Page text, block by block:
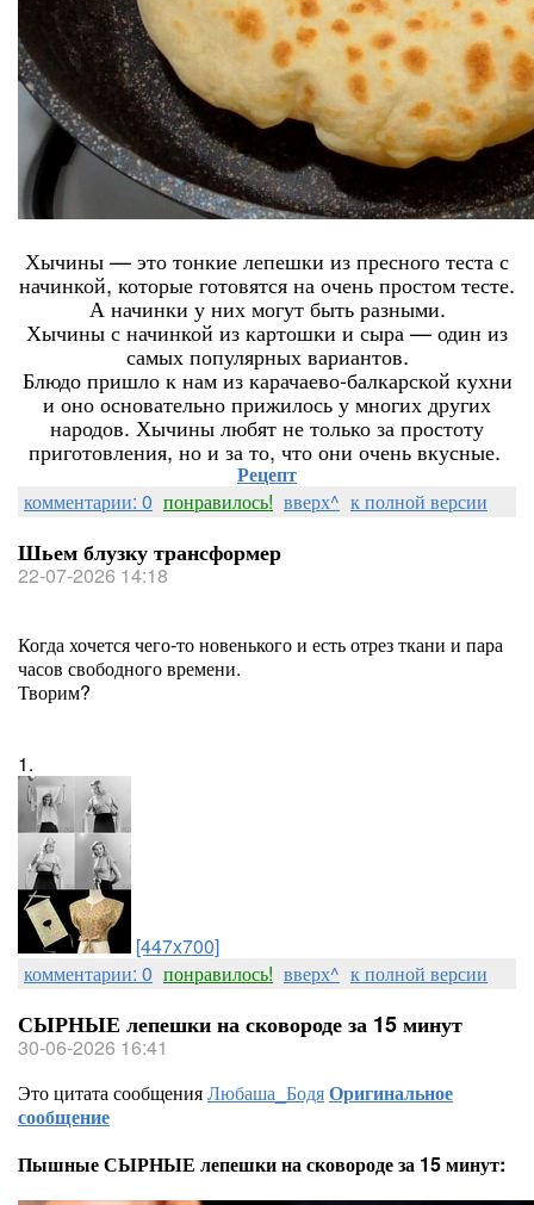
Хычины — это тонкие лепешки из пресного теста с
начинкой, которые готовятся на очень простом тесте.
А начинки у них могут быть разными.
Хычины с начинкой из картошки и сыра — один из
самых популярных вариантов.
Блюдо пришло к нам из карачаево-балкарской кухни
и оно основательно прижилось у многих других
народов. Хычины любят не только за простоту
приготовления, но и за то, что они очень вкусные.
Рецепт
комментарии: 0 понравилось! вверх^ к полной версии
Шьем блузку трансформер
22-07-2026 14:18
Когда хочется чего-то новенького и есть отрез ткани и пара
часов свободного времени.
Творим?
1.
[447x700]
комментарии: 0 понравилось! вверх^ к полной версии
СЫРНЫЕ лепешки на сковороде за 15 минут
30-06-2026 16:41
Это цитата сообщенияЛюбаша_БодяОригинальное
сообщение
Пышные СЫРНЫЕ лепешки на сковороде за 15 минут: